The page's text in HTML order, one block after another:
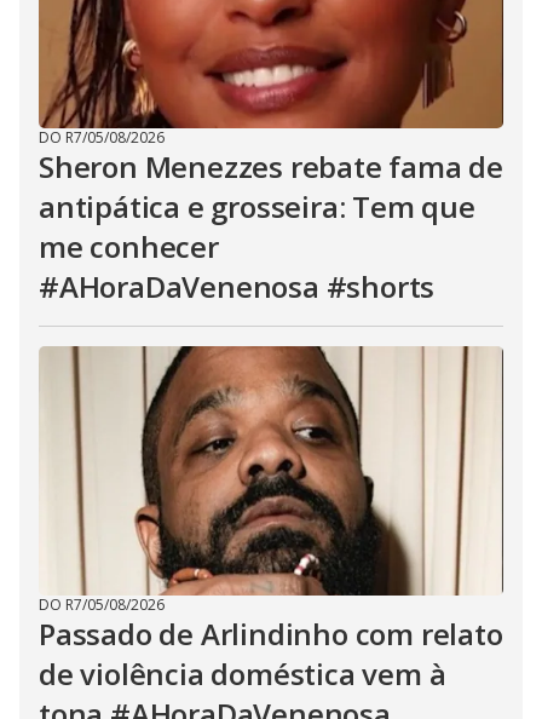
DO R7/05/08/2026
Sheron Menezzes rebate fama de
antipática e grosseira: Tem que
me conhecer
#AHoraDaVenenosa #shorts
DO R7/05/08/2026
Passado de Arlindinho com relato
de violência doméstica vem à